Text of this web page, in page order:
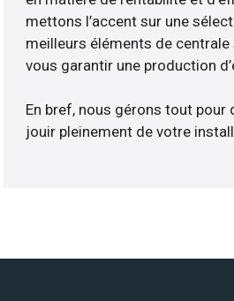
mettons l’accent sur une
meilleurs éléments de centrale
vous garantir une production
En bref, nous gérons tout pour
jouir pleinement de votre